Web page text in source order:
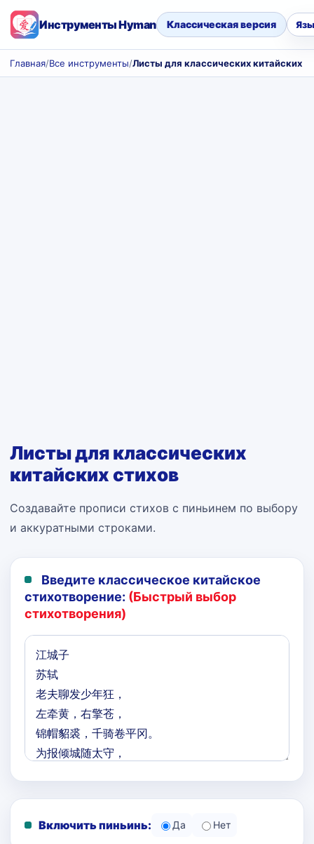
Инструменты Hyman Классическая версия
Главная/Все инструменты/Листы для классических китайских
Листы для классических
китайских стихов
Создавайте прописи стихов с пиньинем по выбору
и аккуратными строками.
Введите классическое китайское
стихотворение: (Быстрый выбор
стихотворения)
Включить пиньинь: Да Нет